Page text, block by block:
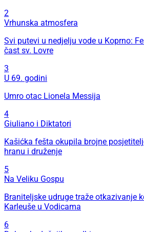
2
Vrhunska atmosfera
Svi putevi u nedjelju vode u Koprno:
čast sv. Lovre
3
U 69. godini
Umro otac Lionela Messija
4
Giuliano i Diktatori
Kašićka fešta okupila brojne
hranu i druženje
5
Na Veliku Gospu
Braniteljske udruge traže otkazivanje
Karleuše u Vodicama
6